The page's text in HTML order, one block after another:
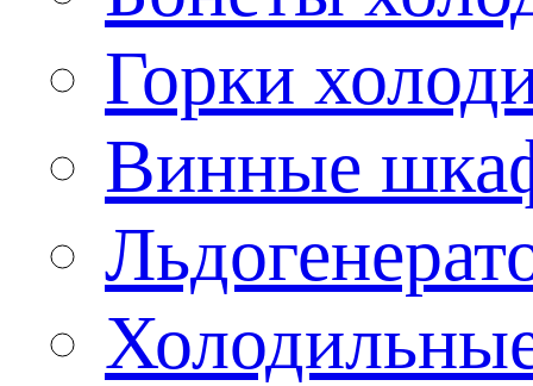
Горки
Винные